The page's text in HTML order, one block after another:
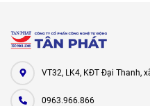
VT32, LK4, KĐT Đại Thanh,
0963.966.866